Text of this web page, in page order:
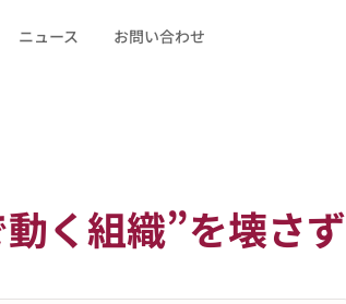
く組織”を壊さず
ニュース お問い合わせ